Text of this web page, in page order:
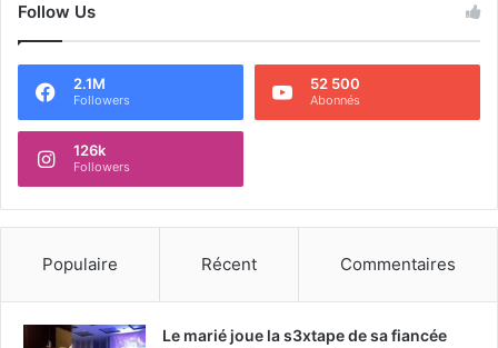
Follow Us
2.1M
Followers
52 500
Abonnés
126k
Followers
Populaire Récent Commentaires
Le marié joue la s3xtape de sa fiancée